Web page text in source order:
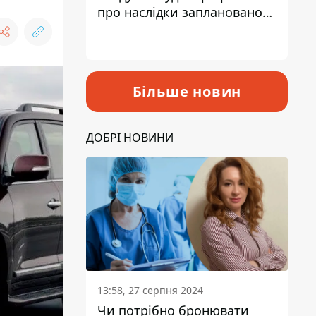
про наслідки запланованого
Більше новин
ДОБРІ НОВИНИ
13:58, 27 серпня 2024
Чи потрібно бронювати